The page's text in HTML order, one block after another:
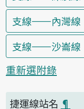
支線——內灣線
支線——沙崙線
重新選附錄
捷運線站名 ¶